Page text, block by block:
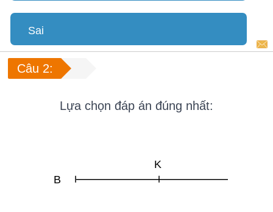
Sai
Câu 2:
Lựa chọn đáp án đúng nhất:
B
K